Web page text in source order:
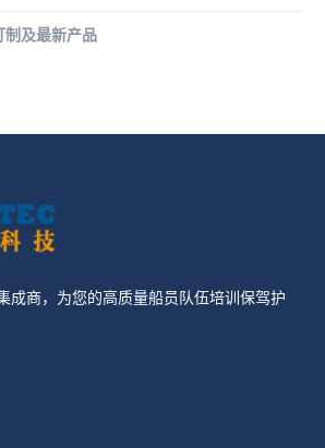
制及最新产品
成商，为您的高质量船员队伍培训保驾护